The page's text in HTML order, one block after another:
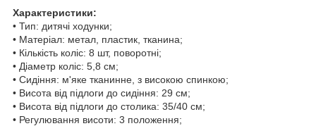
Характеристики:
• Тип: дитячі ходунки;
• Матеріал: метал, пластик, тканина;
• Кількість коліс: 8 шт, поворотні;
• Діаметр коліс: 5,8 см;
• Сидіння: м'яке тканинне, з високою спинкою;
• Висота від підлоги до сидіння: 29 см;
• Висота від підлоги до столика: 35/40 см;
• Регулювання висоти: 3 положення;